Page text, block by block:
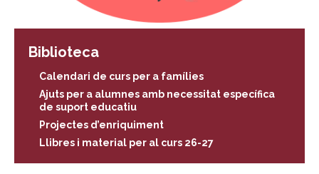
Biblioteca
Calendari de curs per a famílies
Ajuts per a alumnes amb necessitat específica
de suport educatiu
Projectes d’enriquiment
Llibres i material per al curs 26-27